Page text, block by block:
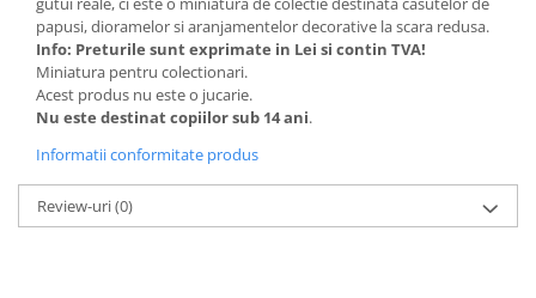
MACHETE AUTO SCARA 1:24
MACHETE MILITARE
MACHETE AUTOBUZE SI TRAMVAIE
MACHETE AUTO SCARA 1:18
Machete Auto Scara 1:32 – 1:36 –
Miniaturi Detaliate pentru Colectie
MACHETE AUTO SCARA 1:64
papusi, dioramelor si aranjamentelor decorative la scara redusa.
Info: Preturile sunt exprimate in Lei si contin TVA!
Miniatura pentru colectionari.
Acest produs nu este o jucarie.
Nu este destinat copiilor sub 14 ani.
Informatii conformitate produs
Review-uri(0)